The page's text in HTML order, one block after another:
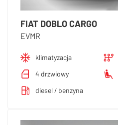
FIAT DOBLO CARGO
EVMR
klimatyzacja
4 drzwiowy
diesel / benzyna